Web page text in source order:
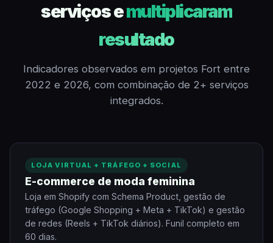
serviços emultiplicaram
resultado
Indicadores observados em projetos Fort entre
2022 e 2026, com combinação de 2+ serviços
integrados.
LOJA VIRTUAL + TRÁFEGO + SOCIAL
E-commerce de moda feminina
Loja em Shopify com Schema Product, gestão de
tráfego (Google Shopping + Meta + TikTok) e gestão
de redes (Reels + TikTok diários). Funil completo em
60 dias.